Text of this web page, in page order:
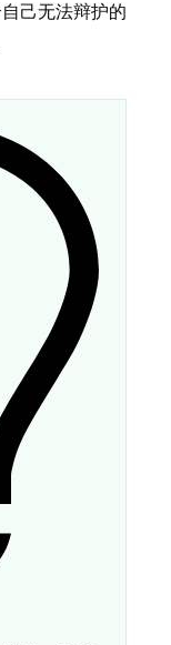
己无法辩护的